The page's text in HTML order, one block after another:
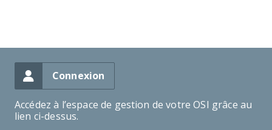
Connexion
Accédez à l’espace de gestion de votre OSI grâce au
lien ci-dessus.